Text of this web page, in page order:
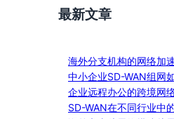
最新文章
海外分支机构的网络加
中小企业SD-WAN组网
企业远程办公的跨境网
SD-WAN在不同行业中